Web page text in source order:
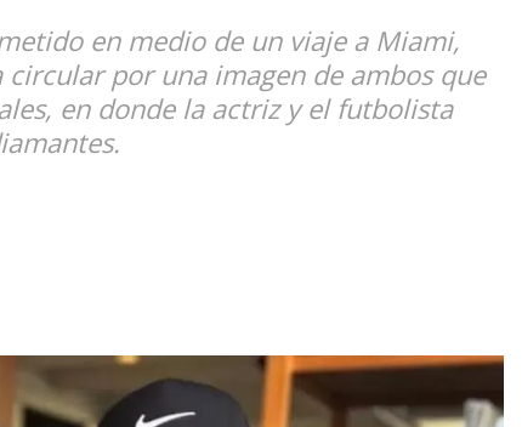
en medio de un viaje a Miami,
por una imagen de ambos que
en donde la actriz y el futbolista